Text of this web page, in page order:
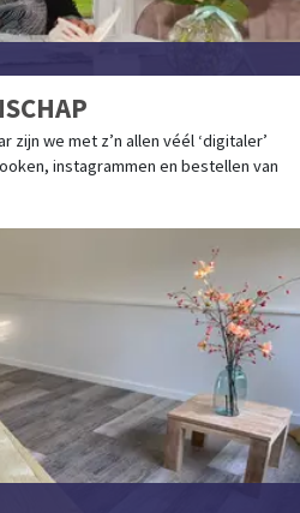
zijn we met z’n allen véél ‘digitaler’
instagrammen en bestellen van